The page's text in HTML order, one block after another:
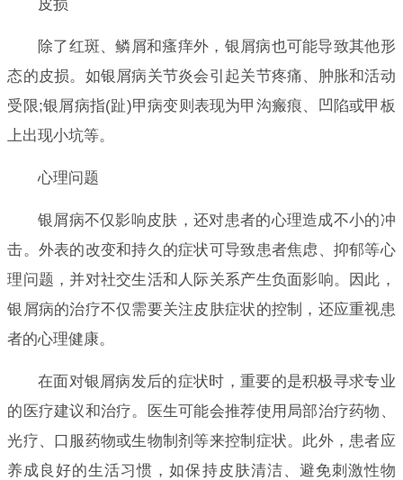
皮损
除了红斑、鳞屑和瘙痒外，银屑病也可能导致其他形
态的皮损。如银屑病关节炎会引起关节疼痛、肿胀和活动
受限;银屑病指(趾)甲病变则表现为甲沟瘢痕、凹陷或甲板
上出现小坑等。
心理问题
银屑病不仅影响皮肤，还对患者的心理造成不小的冲
击。外表的改变和持久的症状可导致患者焦虑、抑郁等心
理问题，并对社交生活和人际关系产生负面影响。因此，
银屑病的治疗不仅需要关注皮肤症状的控制，还应重视患
者的心理健康。
在面对银屑病发后的症状时，重要的是积极寻求专业
的医疗建议和治疗。医生可能会推荐使用局部治疗药物、
光疗、口服药物或生物制剂等来控制症状。此外，患者应
养成良好的生活习惯，如保持皮肤清洁、避免刺激性物